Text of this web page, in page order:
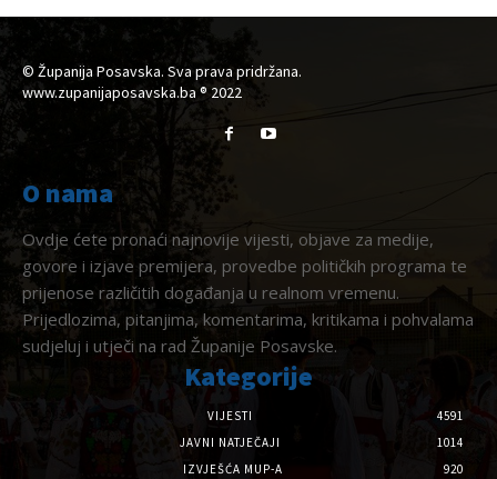
© Županija Posavska. Sva prava pridržana.
www.zupanijaposavska.ba ® 2022
O nama
Ovdje ćete pronaći najnovije vijesti, objave za medije,
govore i izjave premijera, provedbe političkih programa te
prijenose različitih događanja u realnom vremenu.
Prijedlozima, pitanjima, komentarima, kritikama i pohvalama
sudjeluj i utječi na rad Županije Posavske.
Kategorije
VIJESTI
4591
JAVNI NATJEČAJI
1014
IZVJEŠĆA MUP-A
920